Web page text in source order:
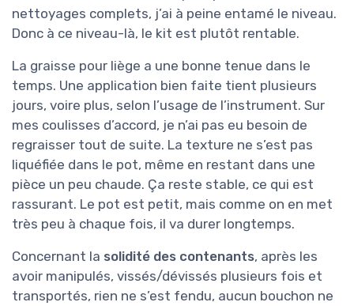
nettoyages complets, j’ai à peine entamé le niveau.
Donc à ce niveau-là, le kit est plutôt rentable.
La graisse pour liège a une bonne tenue dans le
temps. Une application bien faite tient plusieurs
jours, voire plus, selon l’usage de l’instrument. Sur
mes coulisses d’accord, je n’ai pas eu besoin de
regraisser tout de suite. La texture ne s’est pas
liquéfiée dans le pot, même en restant dans une
pièce un peu chaude. Ça reste stable, ce qui est
rassurant. Le pot est petit, mais comme on en met
très peu à chaque fois, il va durer longtemps.
Concernant la solidité des contenants, après les
avoir manipulés, vissés/dévissés plusieurs fois et
transportés, rien ne s’est fendu, aucun bouchon ne